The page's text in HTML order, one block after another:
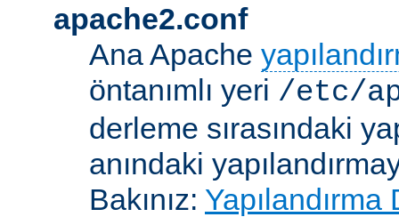
apache2.conf
Ana Apache
öntanımlı yeri /etc/
derleme sırasındaki
anındaki
Bakınız: Yapılandırma